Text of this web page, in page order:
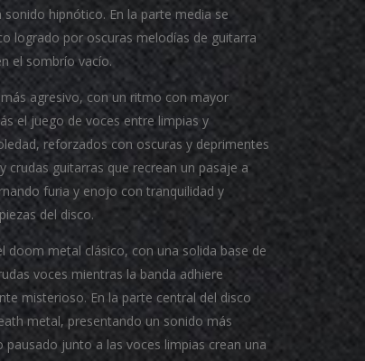
hipnótico. En la parte media se
logrado por oscuras melodías de guitarra
el sombrío vacío.
agresivo, con un ritmo con mayor
el juego de voces entre limpias y
reforzados con oscuras y deprimentes
crudas guitarras que recrean un pasaje a
furia y enojo con tranquilidad y
del disco.
doom metal clásico, con una solida base de
voces mientras la banda adhiere
misterioso. En la parte central del disco
metal, presentando un sonido más
junto a las voces limpias crean una